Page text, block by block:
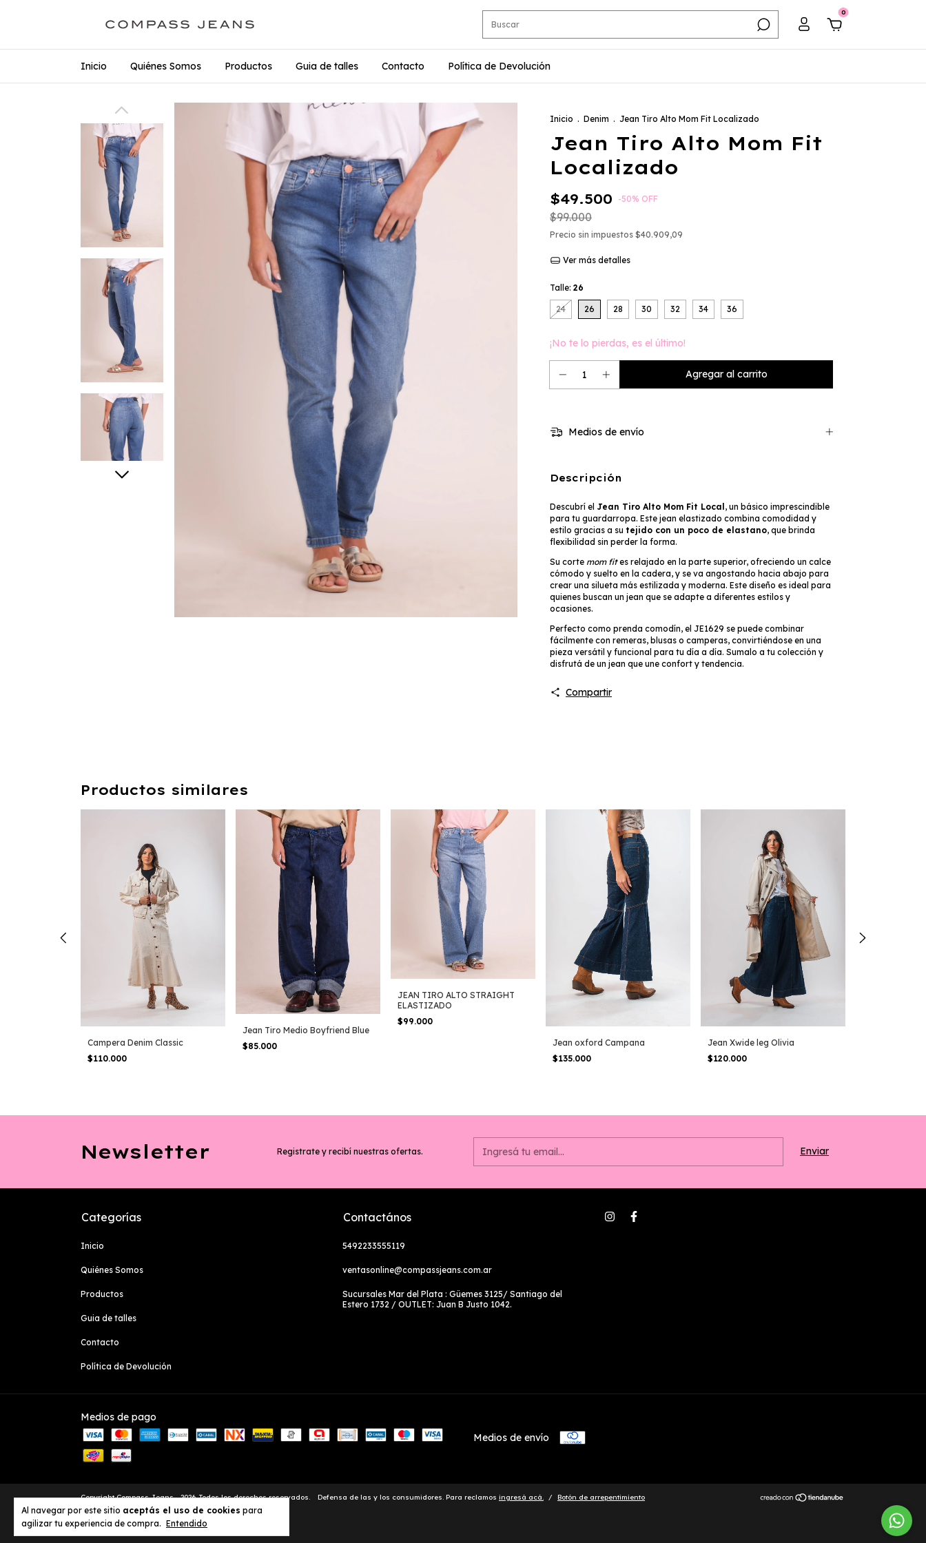
0
Inicio Quiénes Somos Productos Guia de talles Contacto Política de Devolución
Al navegar por este sitio aceptás el uso de cookies para
agilizar tu experiencia de compra. Entendido
Inicio . Denim . Jean Tiro Alto Mom Fit Localizado
Jean Tiro Alto Mom Fit
Localizado
$49.500 -50% OFF
$99.000
Precio sin impuestos $40.909,09
Ver más detalles
Talle: 26
24 26 28 30 32 34 36
¡No te lo pierdas, es el último!
Medios de envío
Descripción
Descubrí el Jean Tiro Alto Mom Fit Local, un básico imprescindible
para tu guardarropa. Este jean elastizado combina comodidad y
estilo gracias a su tejido con un poco de elastano, que brinda
flexibilidad sin perder la forma.
Su corte mom fites relajado en la parte superior, ofreciendo un calce
cómodo y suelto en la cadera, y se va angostando hacia abajo para
crear una silueta más estilizada y moderna. Este diseño es ideal para
quienes buscan un jean que se adapte a diferentes estilos y
ocasiones.
Perfecto como prenda comodín, el JE1629 se puede combinar
fácilmente con remeras, blusas o camperas, convirtiéndose en una
pieza versátil y funcional para tu día a día. Sumalo a tu colección y
disfrutá de un jean que une confort y tendencia.
Compartir
Productos similares
Campera Denim Classic
$110.000
Jean Tiro Medio Boyfriend Blue
$85.000
JEAN TIRO ALTO STRAIGHT
ELASTIZADO
$99.000
Jean oxford Campana
$135.000
Jean Xwide leg Olivia
$120.000
Newsletter Registrate y recibí nuestras ofertas.
Categorías
Inicio
Quiénes Somos
Productos
Guia de talles
Contacto
Política de Devolución
Contactános
5492233555119
ventasonline@compassjeans.com.ar
Sucursales Mar del Plata : Güemes 3125/ Santiago del
Estero 1732 / OUTLET: Juan B Justo 1042.
Medios de pago
Medios de envío
Copyright Compass Jeans - 2026. Todos los derechos reservados. Defensa de las y los consumidores. Para reclamos ingresá acá. / Botón de arrepentimiento